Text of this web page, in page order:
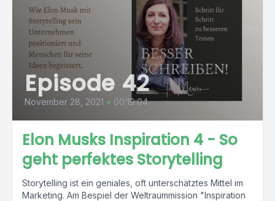
Episode 42
November 28, 2021 • 00:19:04
Elon Musks Inspiration 4 - So
geht perfektes Storytelling
Storytelling ist ein geniales, oft unterschätztes Mittel im
Marketing. Am Bespiel der Weltraummission "Inspiration